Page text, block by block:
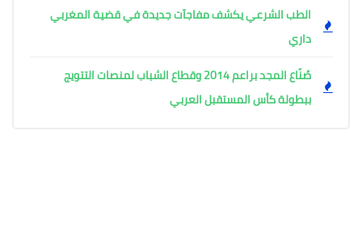
الطب الشرعي يكشف مفاجآت جديدة في قضية المغربي
داري
صُنّاع المجد براعم 2014 وقطاع الشباب لمنصات التتويج
ببطولة كأس المستقبل العربي